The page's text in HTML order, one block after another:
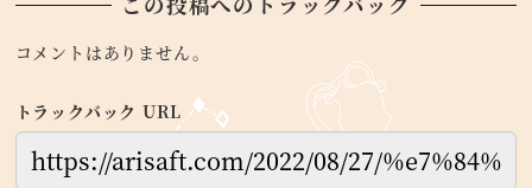
コメントはありません。
トラックバック URL